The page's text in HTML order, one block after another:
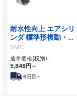
耐水性向上 エアシリ
ンダ 標準形複動・片
ロッド CM2シリー
ズ
SMC
通常価格(税別)：
5,848円 ～
6日目～